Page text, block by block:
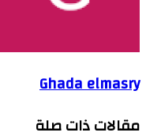
Ghada elmasry
مقالات ذات صلة